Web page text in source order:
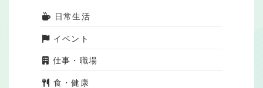
日常生活
イベント
仕事・職場
食・健康